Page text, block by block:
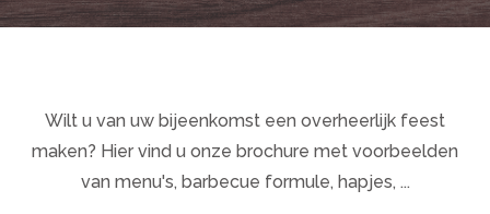
Wilt u van uw bijeenkomst een overheerlijk feest
maken? Hier vind u onze brochure met voorbeelden
van menu's, barbecue formule, hapjes, ...